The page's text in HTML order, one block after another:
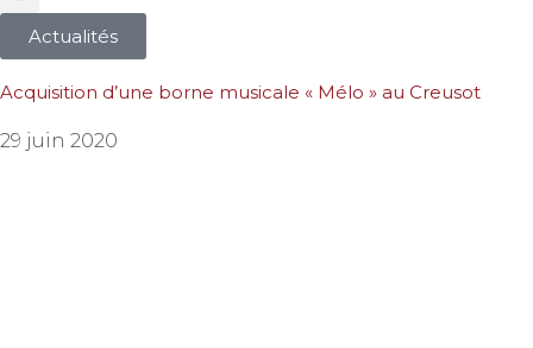
Actualités
Acquisition d’une borne musicale « Mélo » au Creusot
29 juin 2020